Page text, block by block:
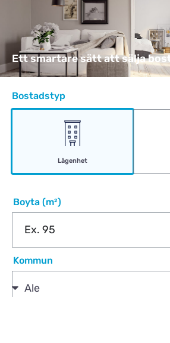
Ett smartare sätt att sälja
Bostadstyp
Lägenhet
Boyta (m²)
Kommun